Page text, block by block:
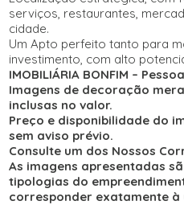
serviços, restaurantes,
cidade.
Um Apto perfeito tanto para
investimento, com alto
IMOBILIÁRIA BONFIM –
Imagens de decoração
inclusas no valor.
Preço e disponibilidade do
sem aviso prévio.
Consulte um dos Nossos
As imagens apresentadas
tipologias do
corresponder exatamente à